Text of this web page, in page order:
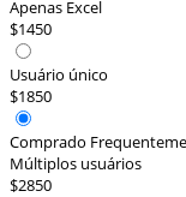
Apenas Excel
$1450
Usuário único
$1850
Comprado
Múltiplos usuários
$2850